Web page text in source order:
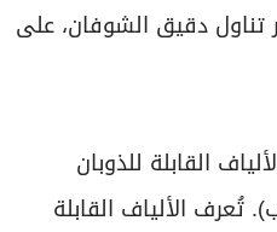
دقيق الشوفان، على
القابلة للذوبان
لكل 3/4 كوب). تُعرف الألياف القابلة